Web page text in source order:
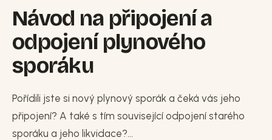
Návod na připojení a
odpojení plynového
sporáku
Pořídili jste si nový plynový sporák a čeká vás jeho
připojení? A také s tím související odpojení starého
sporáku a jeho likvidace?...